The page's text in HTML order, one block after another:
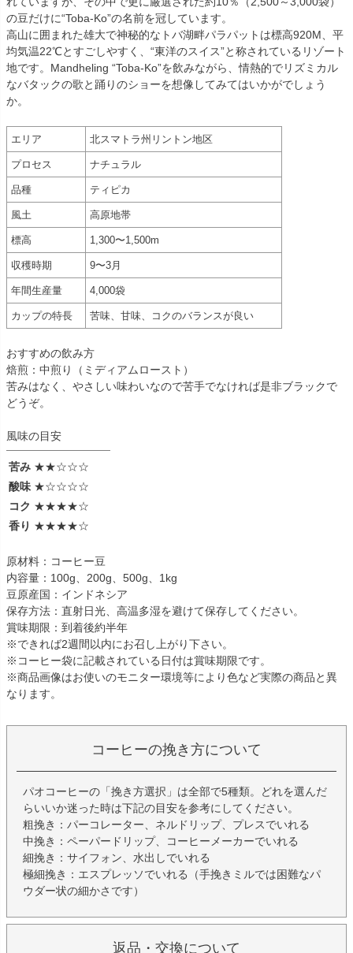
の豆だけに“Toba-Ko”の名前を冠しています。
高山に囲まれた雄大で神秘的なトバ湖畔パラパットは標高920M、平
均気温22℃とすごしやすく、“東洋のスイス”と称されているリゾート
地です。Mandheling “Toba-Ko”を飲みながら、情熱的でリズミカル
なバタックの歌と踊りのショーを想像してみてはいかがでしょう
か。
エリア 北スマトラ州リントン地区
プロセス ナチュラル
品種 ティピカ
風土 高原地帯
標高 1,300〜1,500m
収穫時期 9〜3月
年間生産量 4,000袋
カップの特長 苦味、甘味、コクのバランスが良い
おすすめの飲み方
焙煎：中煎り（ミディアムロースト）
苦みはなく、やさしい味わいなので苦手でなければ是非ブラックで
どうぞ。
風味の目安
苦み ★★☆☆☆
酸味 ★☆☆☆☆
コク ★★★★☆
香り ★★★★☆
原材料：コーヒー豆
内容量：100g、200g、500g、1kg
豆原産国：インドネシア
保存方法：直射日光、高温多湿を避けて保存してください。
賞味期限：到着後約半年
※できれば2週間以内にお召し上がり下さい。
※コーヒー袋に記載されている日付は賞味期限です。
※商品画像はお使いのモニター環境等により色など実際の商品と異
なります。
コーヒーの挽き方について
パオコーヒーの「挽き方選択」は全部で5種類。どれを選んだ
らいいか迷った時は下記の目安を参考にしてください。
粗挽き：パーコレーター、ネルドリップ、プレスでいれる
中挽き：ペーパードリップ、コーヒーメーカーでいれる
細挽き：サイフォン、水出しでいれる
極細挽き：エスプレッソでいれる（手挽きミルでは困難なパ
ウダー状の細かさです）
返品・交換について